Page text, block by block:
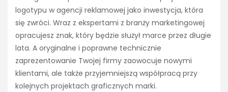
logotypu w agencji reklamowej jako inwestycja, która
się zwróci. Wraz z ekspertami z branży marketingowej
opracujesz znak, który będzie służył marce przez długie
lata. A oryginalne i poprawne technicznie
zaprezentowanie Twojej firmy zaowocuje nowymi
klientami, ale także przyjemniejszą współpracą przy
kolejnych projektach graficznych marki.